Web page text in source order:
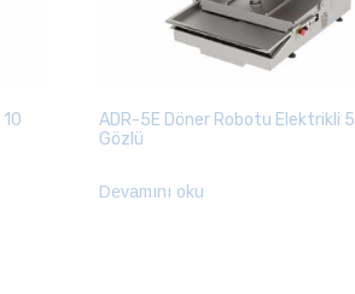
ADR-5E Döner Robotu Elektrikli 5
Gözlü
Devamını oku